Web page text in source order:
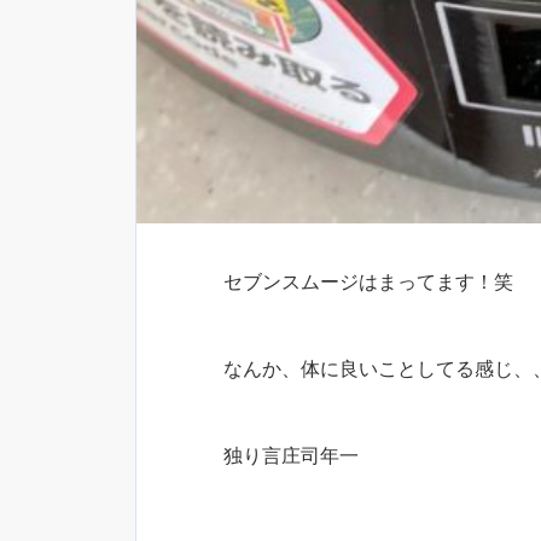
セブンスムージはまってます！笑
なんか、体に良いことしてる感じ、
独り言庄司年一